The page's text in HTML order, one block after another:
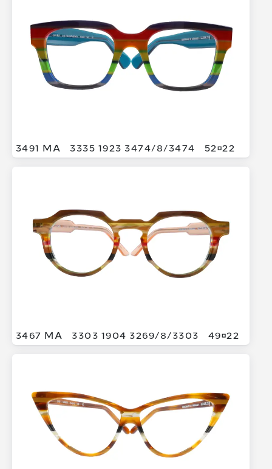
3491 MA 3335 1923 3474/8/3474 5222
3467 MA 3303 1904 3269/8/3303 4922